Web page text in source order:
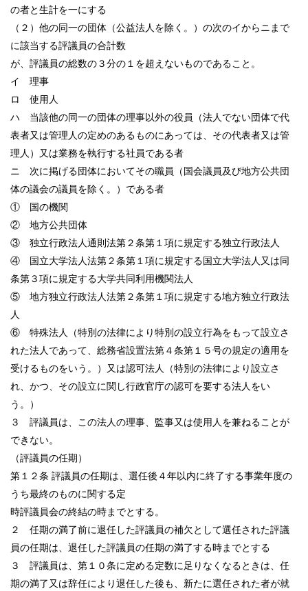
の者と生計を一にする
（２）他の同一の団体（公益法人を除く。）の次のイからニまで
に該当する評議員の合計数
が、評議員の総数の３分の１を超えないものであること。
イ 理事
ロ 使用人
ハ 当該他の同一の団体の理事以外の役員（法人でない団体で代
表者又は管理人の定めのあるものにあっては、その代表者又は管
理人）又は業務を執行する社員である者
ニ 次に掲げる団体においてその職員（国会議員及び地方公共団
体の議会の議員を除く。）である者
① 国の機関
② 地方公共団体
③ 独立行政法人通則法第２条第１項に規定する独立行政法人
④ 国立大学法人法第２条第１項に規定する国立大学法人又は同
条第３項に規定する大学共同利用機関法人
⑤ 地方独立行政法人法第２条第１項に規定する地方独立行政法
人
⑥ 特殊法人（特別の法律により特別の設立行為をもって設立さ
れた法人であって、総務省設置法第４条第１５号の規定の適用を
受けるものをいう。）又は認可法人（特別の法律により設立さ
れ、かつ、その設立に関し行政官庁の認可を要する法人をい
う。）
３ 評議員は、この法人の理事、監事又は使用人を兼ねることが
できない。
（評議員の任期）
第１２条 評議員の任期は、選任後４年以内に終了する事業年度の
うち最終のものに関する定
時評議員会の終結の時までとする。
２ 任期の満了前に退任した評議員の補欠として選任された評議
員の任期は、退任した評議員の任期の満了する時までとする
３ 評議員は、第１０条に定める定数に足りなくなるときは、任
期の満了又は辞任により退任した後も、新たに選任された者が就